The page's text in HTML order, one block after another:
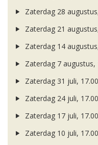
Zaterdag 28
Zaterdag 21
Zaterdag 14
Zaterdag 7 augustus,
Zaterdag 31 juli,
Zaterdag 24 juli,
Zaterdag 17 juli,
Zaterdag 10 juli,